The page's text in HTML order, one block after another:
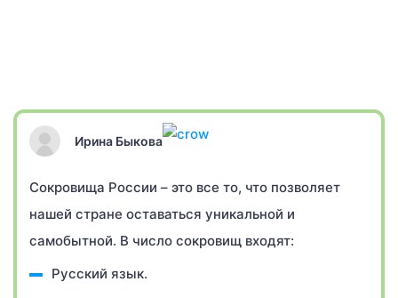
Ирина Быкова
Сокровища России – это все то, что позволяет
нашей стране оставаться уникальной и
самобытной. В число сокровищ входят:
Русский язык.